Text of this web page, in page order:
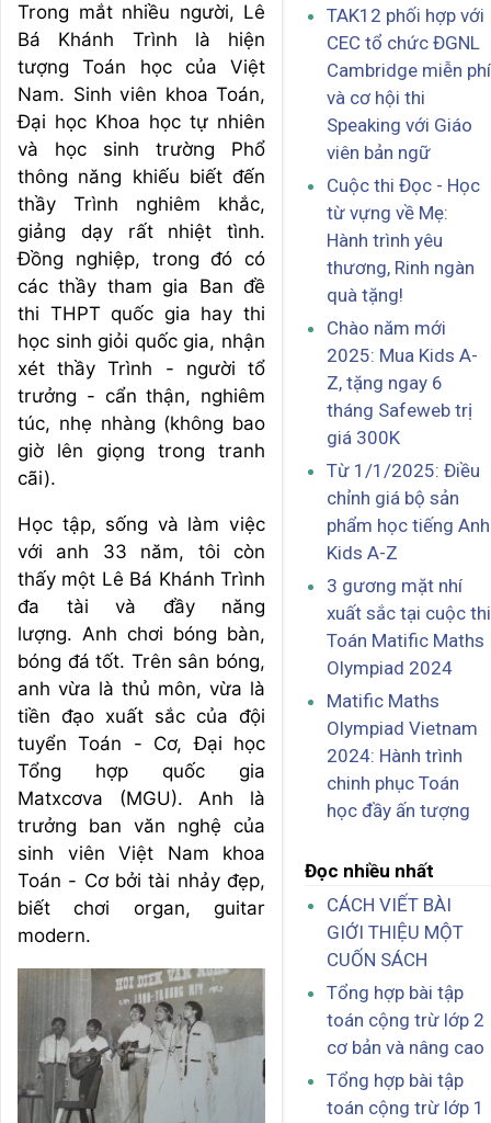
Trong mắt nhiều người, Lê
Bá Khánh Trình là hiện
tượng Toán học của Việt
Nam. Sinh viên khoa Toán,
Đại học Khoa học tự nhiên
và học sinh trường Phổ
thông năng khiếu biết đến
thầy Trình nghiêm khắc,
giảng dạy rất nhiệt tình.
Đồng nghiệp, trong đó có
các thầy tham gia Ban đề
thi THPT quốc gia hay thi
học sinh giỏi quốc gia, nhận
xét thầy Trình - người tổ
trưởng - cẩn thận, nghiêm
túc, nhẹ nhàng (không bao
giờ lên giọng trong tranh
cãi).
Học tập, sống và làm việc
với anh 33 năm, tôi còn
thấy một Lê Bá Khánh Trình
đa tài và đầy năng
lượng. Anh chơi bóng bàn,
bóng đá tốt. Trên sân bóng,
anh vừa là thủ môn, vừa là
tiền đạo xuất sắc của đội
tuyển Toán - Cơ, Đại học
Tổng hợp quốc gia
Matxcơva (MGU). Anh là
trưởng ban văn nghệ của
sinh viên Việt Nam khoa
Toán - Cơ bởi tài nhảy đẹp,
biết chơi organ, guitar
modern.
TAK12 phối hợp với
CEC tổ chức ĐGNL
Cambridge miễn phí
và cơ hội thi
Speaking với Giáo
viên bản ngữ
Cuộc thi Đọc - Học
từ vựng về Mẹ:
Hành trình yêu
thương, Rinh ngàn
quà tặng!
Chào năm mới
2025: Mua Kids A-
Z, tặng ngay 6
tháng Safeweb trị
giá 300K
Từ 1/1/2025: Điều
chỉnh giá bộ sản
phẩm học tiếng Anh
Kids A-Z
3 gương mặt nhí
xuất sắc tại cuộc thi
Toán Matific Maths
Olympiad 2024
Matific Maths
Olympiad Vietnam
2024: Hành trình
chinh phục Toán
học đầy ấn tượng
Đọc nhiều nhất
CÁCH VIẾT BÀI
GIỚI THIỆU MỘT
CUỐN SÁCH
Tổng hợp bài tập
toán cộng trừ lớp 2
cơ bản và nâng cao
Tổng hợp bài tập
toán cộng trừ lớp 1